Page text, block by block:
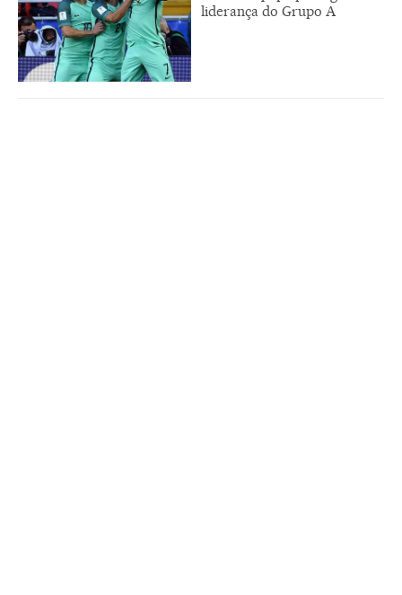
liderança do Grupo A